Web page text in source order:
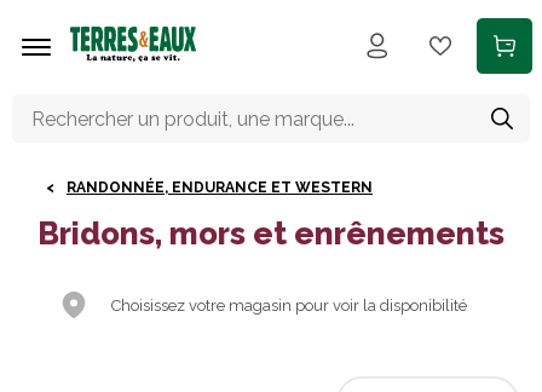
RANDONNÉE, ENDURANCE ET WESTERN
Bridons, mors et enrênements
Choisissez votre magasin pour voir la disponibilité